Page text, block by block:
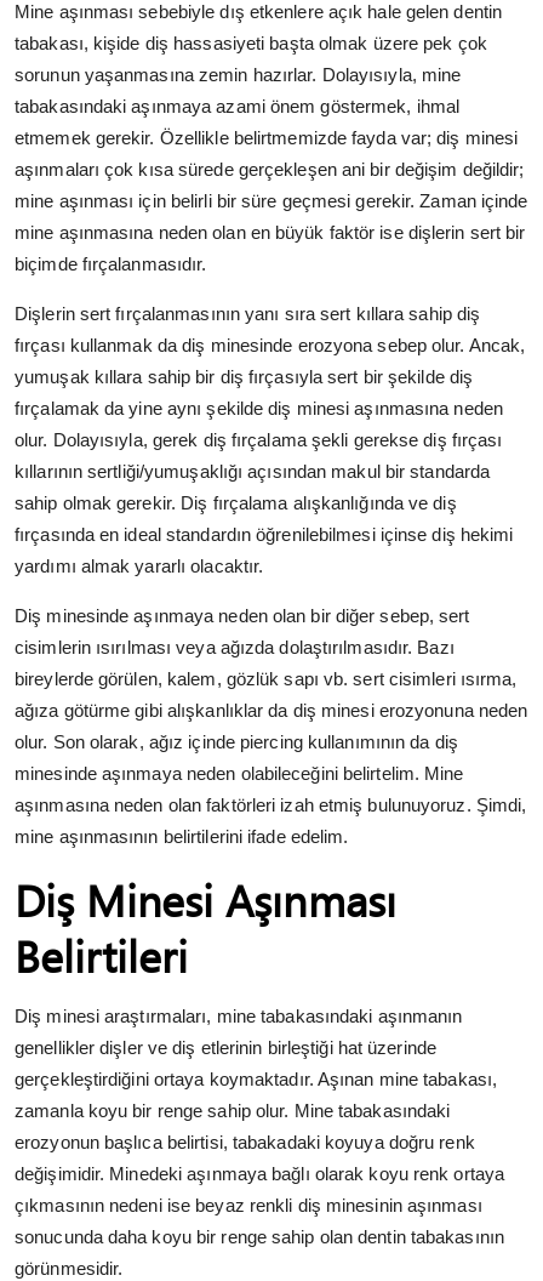
Mine aşınması sebebiyle dış etkenlere açık hale gelen dentin
tabakası, kişide diş hassasiyeti başta olmak üzere pek çok
sorunun yaşanmasına zemin hazırlar. Dolayısıyla, mine
tabakasındaki aşınmaya azami önem göstermek, ihmal
etmemek gerekir. Özellikle belirtmemizde fayda var; diş minesi
aşınmaları çok kısa sürede gerçekleşen ani bir değişim değildir;
mine aşınması için belirli bir süre geçmesi gerekir. Zaman içinde
mine aşınmasına neden olan en büyük faktör ise dişlerin sert bir
biçimde fırçalanmasıdır.
Dişlerin sert fırçalanmasının yanı sıra sert kıllara sahip diş
fırçası kullanmak da diş minesinde erozyona sebep olur. Ancak,
yumuşak kıllara sahip bir diş fırçasıyla sert bir şekilde diş
fırçalamak da yine aynı şekilde diş minesi aşınmasına neden
olur. Dolayısıyla, gerek diş fırçalama şekli gerekse diş fırçası
kıllarının sertliği/yumuşaklığı açısından makul bir standarda
sahip olmak gerekir. Diş fırçalama alışkanlığında ve diş
fırçasında en ideal standardın öğrenilebilmesi içinse diş hekimi
yardımı almak yararlı olacaktır.
Diş minesinde aşınmaya neden olan bir diğer sebep, sert
cisimlerin ısırılması veya ağızda dolaştırılmasıdır. Bazı
bireylerde görülen, kalem, gözlük sapı vb. sert cisimleri ısırma,
ağıza götürme gibi alışkanlıklar da diş minesi erozyonuna neden
olur. Son olarak, ağız içinde piercing kullanımının da diş
minesinde aşınmaya neden olabileceğini belirtelim. Mine
aşınmasına neden olan faktörleri izah etmiş bulunuyoruz. Şimdi,
mine aşınmasının belirtilerini ifade edelim.
Diş Minesi Aşınması
Belirtileri
Diş minesi araştırmaları, mine tabakasındaki aşınmanın
genellikler dişler ve diş etlerinin birleştiği hat üzerinde
gerçekleştirdiğini ortaya koymaktadır. Aşınan mine tabakası,
zamanla koyu bir renge sahip olur. Mine tabakasındaki
erozyonun başlıca belirtisi, tabakadaki koyuya doğru renk
değişimidir. Minedeki aşınmaya bağlı olarak koyu renk ortaya
çıkmasının nedeni ise beyaz renkli diş minesinin aşınması
sonucunda daha koyu bir renge sahip olan dentin tabakasının
görünmesidir.